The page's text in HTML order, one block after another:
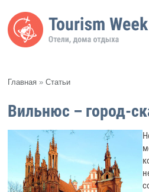
Главная »Статьи
Вильнюс – город-